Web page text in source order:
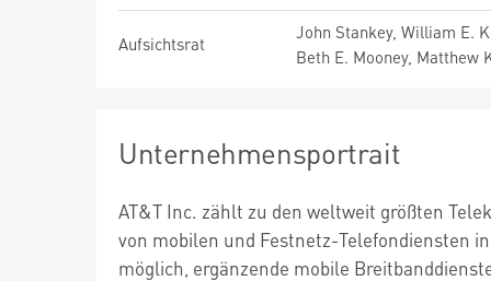
Aufsichtsrat
John Stankey, William E.
Beth E. Mooney, Matthew
Unternehmensportrait
AT&T Inc. zählt zu den weltweit größten
von mobilen und Festnetz-Telefondiensten
möglich, ergänzende mobile